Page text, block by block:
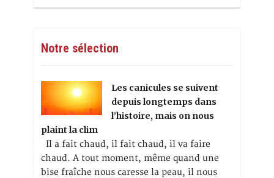
Notre sélection
Les canicules se suivent
depuis longtemps dans
l’histoire, mais on nous
plaint la clim
Il a fait chaud, il fait chaud, il va faire
chaud. A tout moment, même quand une
bise fraîche nous caresse la peau, il nous